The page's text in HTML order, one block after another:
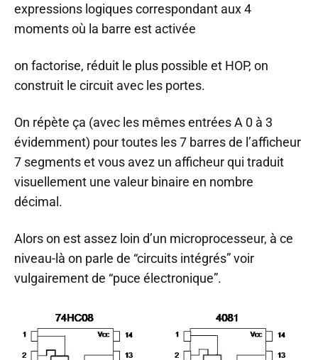
expressions logiques correspondant aux 4
moments où la barre est activée
on factorise, réduit le plus possible et HOP, on
construit le circuit avec les portes.
On répète ça (avec les mêmes entrées A 0 à 3
évidemment) pour toutes les 7 barres de l’afficheur
7 segments et vous avez un afficheur qui traduit
visuellement une valeur binaire en nombre
décimal.
Alors on est assez loin d’un microprocesseur, à ce
niveau-là on parle de “circuits intégrés” voir
vulgairement de “puce électronique”.